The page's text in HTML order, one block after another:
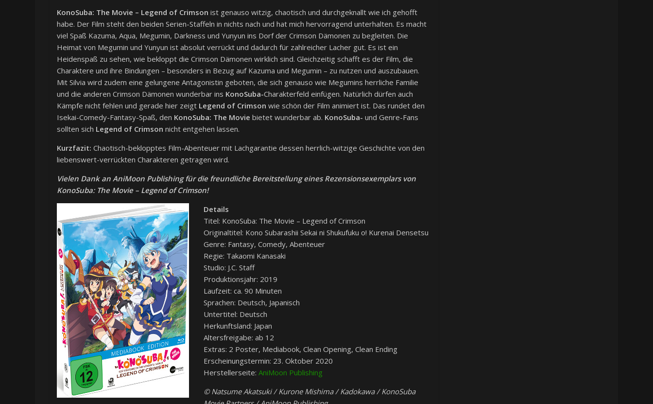
KonoSuba: The Movie – Legend of Crimson ist genauso witzig, chaotisch und durchgeknallt wie ich gehofft
habe. Der Film steht den beiden Serien-Staffeln in nichts nach und hat mich hervorragend unterhalten. Es macht
viel Spaß Kazuma, Aqua, Megumin, Darkness und Yunyun ins Dorf der Crimson Dämonen zu begleiten. Die
Heimat von Megumin und Yunyun ist absolut verrückt und dadurch für zahlreicher Lacher gut. Es ist ein
Heidenspaß zu sehen, wie bekloppt die Crimson Dämonen wirklich sind. Gleichzeitig schafft es der Film, die
Charaktere und ihre Bindungen – besonders in Bezug auf Kazuma und Megumin – zu nutzen und auszubauen.
Mit Silvia wird zudem eine gelungene Antagonistin geboten, die sich genauso wie Megumins herrliche Familie
und die anderen Crimson Dämonen wunderbar ins KonoSuba-Charakterfeld einfügen. Natürlich dürfen auch
Kämpfe nicht fehlen und gerade hier zeigt Legend of Crimson wie schön der Film animiert ist. Das rundet den
Isekai-Comedy-Fantasy-Spaß, den KonoSuba: The Movie bietet wunderbar ab. KonoSuba- und Genre-Fans
sollten sich Legend of Crimson nicht entgehen lassen.
Kurzfazit: Chaotisch-beklopptes Film-Abenteuer mit Lachgarantie dessen herrlich-witzige Geschichte von den
liebenswert-verrückten Charakteren getragen wird.
Vielen Dank an AniMoon Publishing für die freundliche Bereitstellung eines Rezensionsexemplars von
KonoSuba: The Movie – Legend of Crimson!
Details
Titel: KonoSuba: The Movie – Legend of Crimson
Originaltitel: Kono Subarashii Sekai ni Shukufuku o! Kurenai Densetsu
Genre: Fantasy, Comedy, Abenteuer
Regie: Takaomi Kanasaki
Studio: J.C. Staff
Produktionsjahr: 2019
Laufzeit: ca. 90 Minuten
Sprachen: Deutsch, Japanisch
Untertitel: Deutsch
Herkunftsland: Japan
Altersfreigabe: ab 12
Extras: 2 Poster, Mediabook, Clean Opening, Clean Ending
Erscheinungstermin: 23. Oktober 2020
Herstellerseite: AniMoon Publishing
© Natsume Akatsuki / Kurone Mishima / Kadokawa / KonoSuba